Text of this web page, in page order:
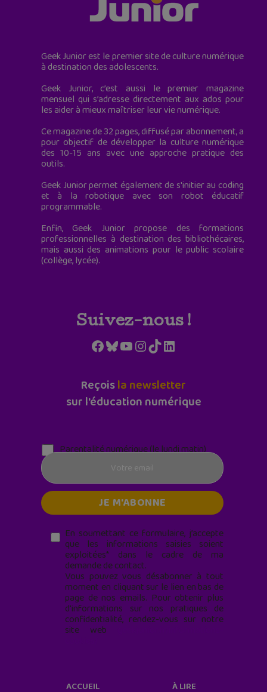
Geek Junior est le premier site de culture numérique
à destination des adolescents.
Geek Junior, c’est aussi le premier magazine
mensuel qui s’adresse directement aux ados pour
les aider à mieux maîtriser leur vie numérique.
Ce magazine de 32 pages, diffusé par abonnement, a
pour objectif de développer la culture numérique
des 10-15 ans avec une approche pratique des
outils.
Geek Junior permet également de s'initier au coding
et à la robotique avec son robot éducatif
programmable.
Enfin, Geek Junior propose des formations
professionnelles à destination des bibliothécaires,
mais aussi des animations pour le public scolaire
(collège, lycée).
Suivez-nous !
Facebook
Bluesky
YouTube
Instagram
TikTokLinkedIn
Reçoisla newsletter
sur l'éducation numérique
Parentalité numérique (le lundi matin)
En soumettant ce formulaire, j’accepte
que les informations saisies soient
exploitées* dans le cadre de ma
demande de contact.
Vous pouvez vous désabonner à tout
moment en cliquant sur le lien en bas de
page de nos emails. Pour obtenir plus
d'informations sur nos pratiques de
confidentialité, rendez-vous sur notre
site web
ACCUEIL À LIRE